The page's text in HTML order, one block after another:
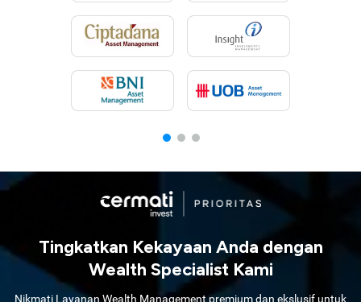
Tingkatkan Kekayaan Anda dengan
Wealth Specialist Kami
Nikmati Layanan Wealth Management premium dan ekslusif untuk